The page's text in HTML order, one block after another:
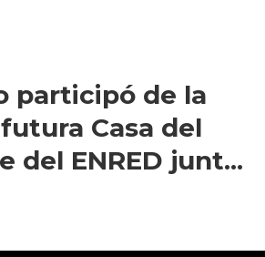
participó de la
Casa del
del ENRED junt...